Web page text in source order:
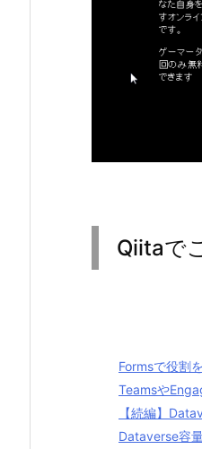
Qiitaで
Formsで役割
Teamsや
【続編】
Dataverse容